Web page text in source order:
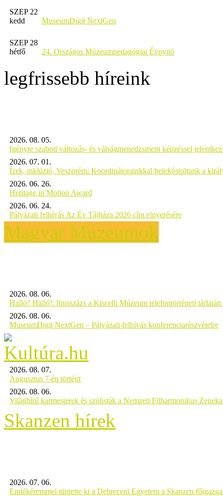
SZEP 22
kedd
MuseumDigit NextGen
SZEP 28
hétfő
24. Országos Múzeumpedagógiai Évnyitó
legfrissebb híreink
2026. 08. 05.
Igényre szabott változás- és válságmenedzsment képzéssel
2026. 07. 01.
Ízek, inklúzió, Veszprém: Koordinátorainkkal belekóstoltunk a
2026. 06. 26.
Heritage in Motion Award
2026. 06. 24.
Pályázati felhívás Az Év Tájháza 2026 cím elnyerésére
Magyar Múzeumok
2026. 08. 06.
Halló? Halló!: finisszázs a Kiscelli Múzeum telefontörténeti tárlatán
2026. 08. 06.
MuseumDigit NextGen – Pályázati felhívás konferenciarészvételre
2026. 08. 07.
Augusztus 7-én történt
2026. 08. 06.
Világhírű karmesterek és szólisták a Nemzeti Filharmonikus
Skanzen hírek
2026. 07. 06.
Emlékéremmel tüntette ki a Debreceni Egyetem a Skanzen